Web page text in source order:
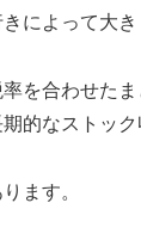
によって大
率を合わせた
的なストック
ます。